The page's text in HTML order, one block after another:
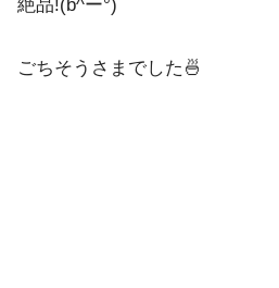
絶品!(b^ー°)
ごちそうさまでした🍜